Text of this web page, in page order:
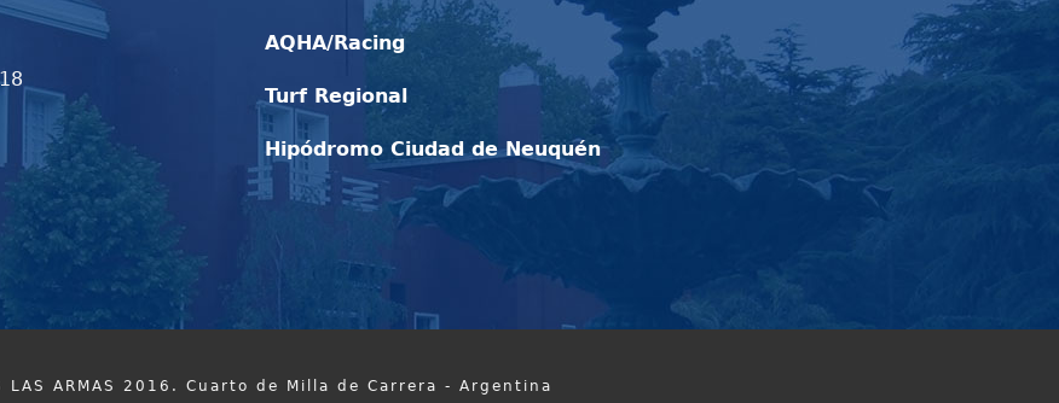
AQHA/Racing
Turf Regional
Hipódromo Ciudad de Neuquén
LAS ARMAS 2016. Cuarto de Milla de Carrera - Argentina